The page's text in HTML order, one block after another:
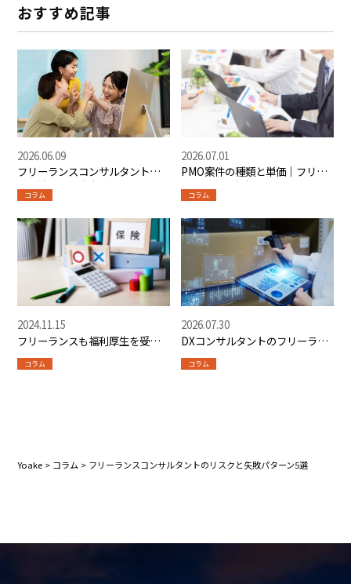
おすすめ記事
フリーランスコンサルタントと
して独立する完全ガイド【2026
年最新版】
2026.06.09
コラム
PMO案件の種類と単価｜フリー
ランス向け完全ガイド
2026.07.01
コラム
フリーランスも福利厚生を受け
られる？福利厚生サービスの内
容や選び方を解説
2024.11.15
コラム
DXコンサルタントのフリーラン
ス案件と求められるスキル
2026.07.30
コラム
Yoake > コラム > フリーランスコンサルタントのリスクと失敗パターン5選